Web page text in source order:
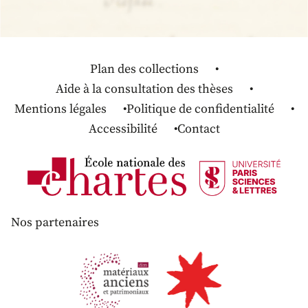
Plan des collections
Aide à la consultation des thèses
Mentions légales
Politique de confidentialité
Accessibilité
Contact
Nos partenaires